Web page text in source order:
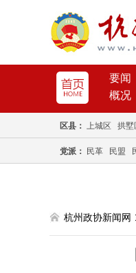
要闻
概况
区县： 上城区 拱墅
党派： 民革 民盟
杭州政协新闻网